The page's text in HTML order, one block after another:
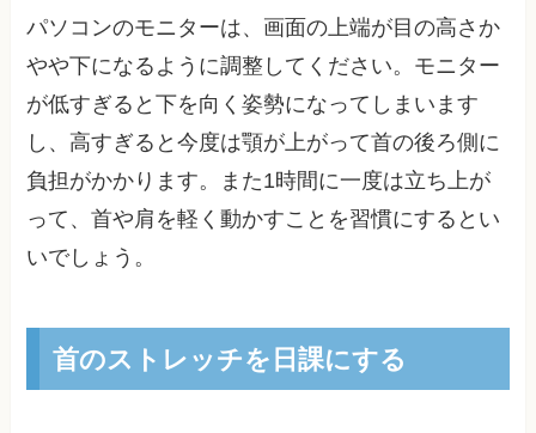
パソコンのモニターは、画面の上端が目の高さか
やや下になるように調整してください。モニター
が低すぎると下を向く姿勢になってしまいます
し、高すぎると今度は顎が上がって首の後ろ側に
負担がかかります。また1時間に一度は立ち上が
って、首や肩を軽く動かすことを習慣にするとい
いでしょう。
首のストレッチを日課にする